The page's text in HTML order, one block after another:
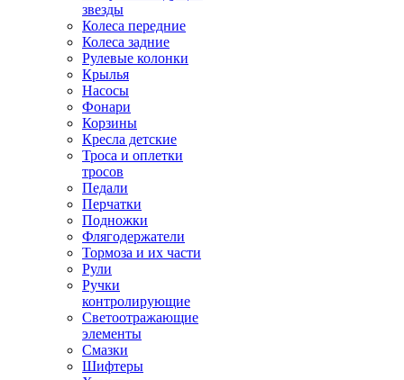
звезды
Колеса передние
Колеса задние
Рулевые колонки
Крылья
Насосы
Фонари
Корзины
Кресла детские
Троса и оплетки
тросов
Педали
Перчатки
Подножки
Флягодержатели
Тормоза и их части
Рули
Ручки
контролирующие
Светоотражающие
элементы
Смазки
Шифтеры